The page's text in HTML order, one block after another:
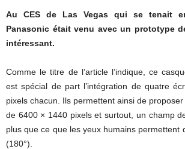
Au CES de Las Vegas qui se tenait
Panasonic était venu avec un prototype
intéressant.
Comme le titre de l’article l’indique, ce
est spécial de part l’intégration de quatre
pixels chacun. Ils permettent ainsi de
de 6400 × 1440 pixels et surtout, un champ
plus que ce que les yeux humains permettent
(180°).